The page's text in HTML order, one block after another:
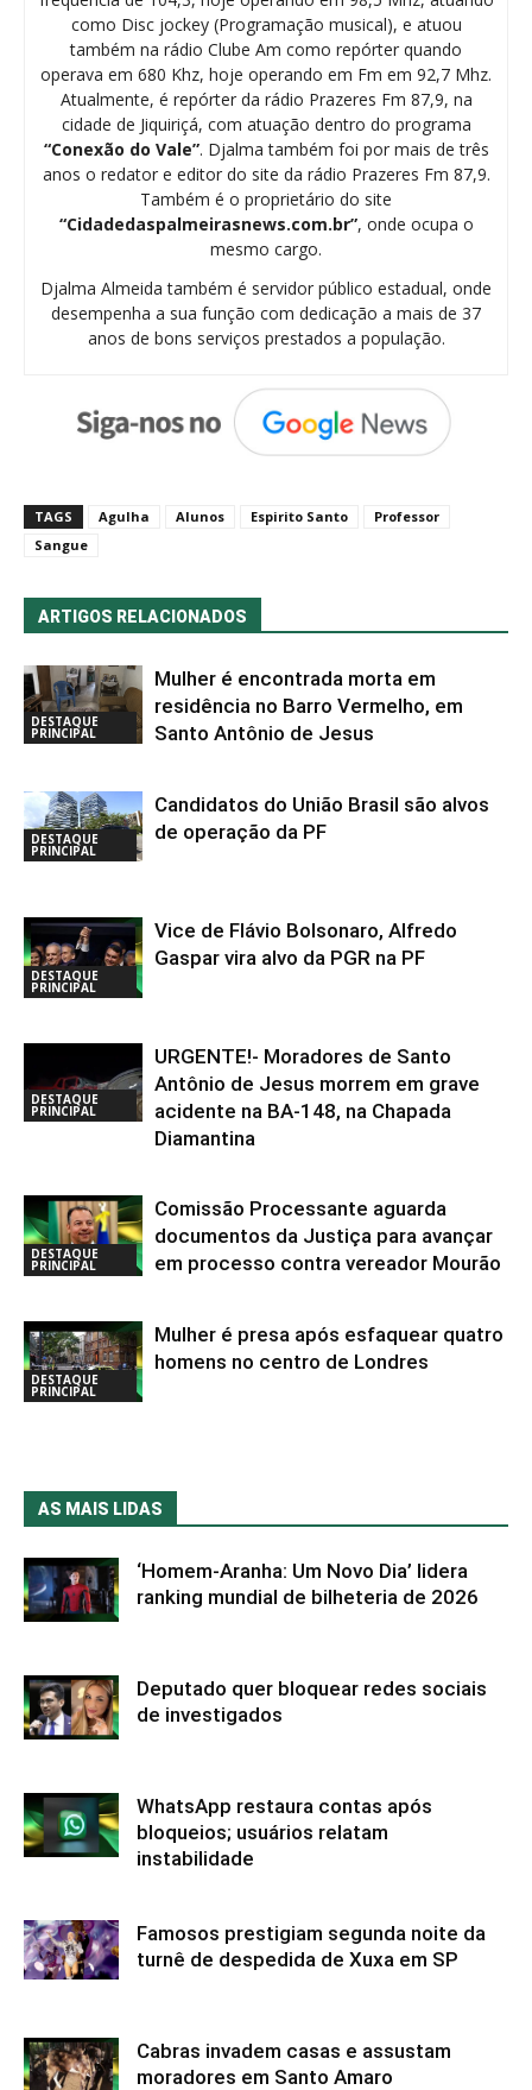
como Disc jockey (Programação musical), e atuou
também na rádio Clube Am como repórter quando
operava em 680 Khz, hoje operando em Fm em 92,7 Mhz.
Atualmente, é repórter da rádio Prazeres Fm 87,9, na
cidade de Jiquiriçá, com atuação dentro do programa
“Conexão do Vale”. Djalma também foi por mais de três
anos o redator e editor do site da rádio Prazeres Fm 87,9.
Também é o proprietário do site
“Cidadedaspalmeirasnews.com.br”, onde ocupa o
mesmo cargo.
Djalma Almeida também é servidor público estadual, onde
desempenha a sua função com dedicação a mais de 37
anos de bons serviços prestados a população.
TAGS Agulha Alunos Espirito Santo
Professor
Sangue
ARTIGOS RELACIONADOS
DESTAQUE
PRINCIPAL
Mulher é encontrada morta em
residência no Barro Vermelho, em
Santo Antônio de Jesus
DESTAQUE
PRINCIPAL
Candidatos do União Brasil são alvos
de operação da PF
DESTAQUE
PRINCIPAL
Vice de Flávio Bolsonaro, Alfredo
Gaspar vira alvo da PGR na PF
DESTAQUE
PRINCIPAL
URGENTE!- Moradores de Santo
Antônio de Jesus morrem em grave
acidente na BA-148, na Chapada
Diamantina
DESTAQUE
PRINCIPAL
Comissão Processante aguarda
documentos da Justiça para avançar
em processo contra vereador Mourão
DESTAQUE
PRINCIPAL
Mulher é presa após esfaquear quatro
homens no centro de Londres
AS MAIS LIDAS
‘Homem-Aranha: Um Novo Dia’ lidera
ranking mundial de bilheteria de 2026
Deputado quer bloquear redes sociais
de investigados
WhatsApp restaura contas após
bloqueios; usuários relatam
instabilidade
Famosos prestigiam segunda noite da
turnê de despedida de Xuxa em SP
Cabras invadem casas e assustam
moradores em Santo Amaro